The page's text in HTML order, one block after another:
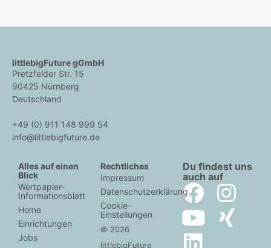
littlebigFuture gGmbH
Pretzfelder Str. 15
90425 Nürnberg
Deutschland
+49 (0) 911 148 999 54
info@littlebigfuture.de
Alles auf einen
Blick
Wertpapier-
Informationsblatt
Home
Einrichtungen
Jobs
Rechtliches
Impressum
Datenschutzerklärung
Cookie-
Einstellungen
© 2026
littlebigFuture
Du ﬁndest uns
auch auf